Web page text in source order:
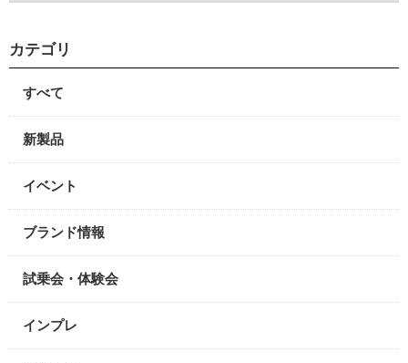
カテゴリ
すべて
新製品
イベント
ブランド情報
試乗会・体験会
インプレ